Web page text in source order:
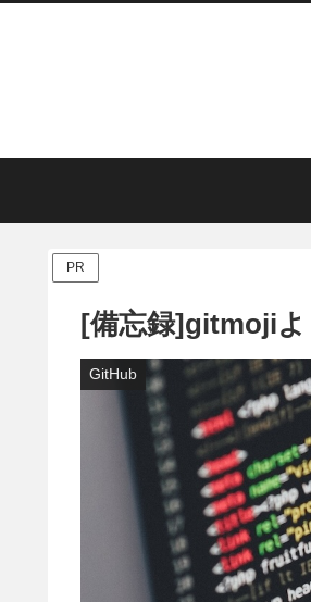
PR
[備忘録]gitmoji
GitHub